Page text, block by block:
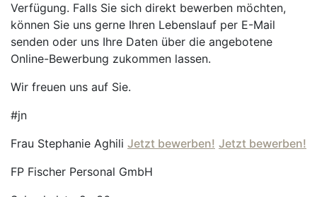
Verfügung. Falls Sie sich direkt bewerben möchten,
können Sie uns gerne Ihren Lebenslauf per E-Mail
senden oder uns Ihre Daten über die angebotene
Online-Bewerbung zukommen lassen.
Wir freuen uns auf Sie.
#jn
Frau Stephanie Aghili Jetzt bewerben! Jetzt bewerben!
FP Fischer Personal GmbH